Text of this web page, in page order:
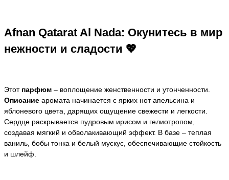
Afnan Qatarat Al Nada: Окунитесь в мир
нежности и сладости 💖
Этот парфюм – воплощение женственности и утонченности.
Описание аромата начинается с ярких нот апельсина и
яблоневого цвета, дарящих ощущение свежести и легкости.
Сердце раскрывается пудровым ирисом и гелиотропом,
создавая мягкий и обволакивающий эффект. В базе – теплая
ваниль, бобы тонка и белый мускус, обеспечивающие стойкость
и шлейф.